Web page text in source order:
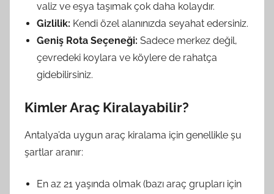
valiz ve eşya taşımak çok daha kolaydır.
Gizlilik: Kendi özel alanınızda seyahat edersiniz.
Geniş Rota Seçeneği: Sadece merkez değil,
çevredeki koylara ve köylere de rahatça
gidebilirsiniz.
Kimler Araç Kiralayabilir?
Antalya’da uygun araç kiralama için genellikle şu
şartlar aranır:
En az 21 yaşında olmak (bazı araç grupları için